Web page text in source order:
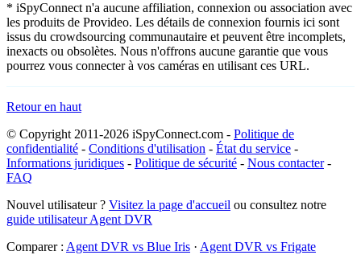
* iSpyConnect n'a aucune affiliation, connexion ou association avec
les produits de Provideo. Les détails de connexion fournis ici sont
issus du crowdsourcing communautaire et peuvent être incomplets,
inexacts ou obsolètes. Nous n'offrons aucune garantie que vous
pourrez vous connecter à vos caméras en utilisant ces URL.
Retour en haut
© Copyright 2011-2026 iSpyConnect.com - Politique de
confidentialité - Conditions d'utilisation - État du service -
Informations juridiques - Politique de sécurité - Nous contacter-
FAQ
Nouvel utilisateur ? Visitez la page d'accueil ou consultez notre
guide utilisateur Agent DVR
Comparer : Agent DVR vs Blue Iris · Agent DVR vs Frigate